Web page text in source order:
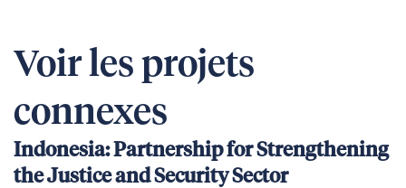
Voir les projets
connexes
Indonesia: Partnership for Strengthening
the Justice and Security Sector